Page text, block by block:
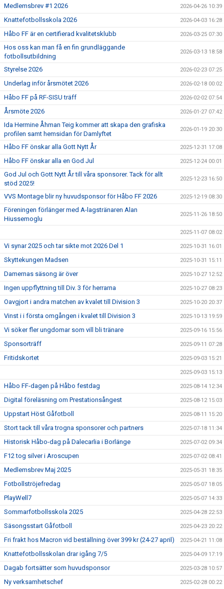
Medlemsbrev #1 2026 2026-04-26 10:39
Knattefotbollsskola 2026 2026-04-03 16:28
Håbo FF är en certifierad kvalitetsklubb 2026-03-25 07:30
Hos oss kan man få en fin grundläggande
fotbollsutbildning
2026-03-13 18:58
Styrelse 2026 2026-02-23 07:25
Underlag inför årsmötet 2026 2026-02-18 00:02
Håbo FF på RF-SISU träff 2026-02-02 07:54
Årsmöte 2026 2026-01-27 07:42
Ida Hermine Åhman Teig kommer att skapa den grafiska
profilen samt hemsidan för Damlyftet
2026-01-19 20:30
Håbo FF önskar alla Gott Nytt År 2025-12-31 17:08
Håbo FF önskar alla en God Jul 2025-12-24 00:01
God Jul och Gott Nytt År till våra sponsorer. Tack för allt
stöd 2025!
2025-12-23 16:50
VVS Montage blir ny huvudsponsor för Håbo FF 2026 2025-12-19 08:30
Föreningen förlänger med A-lagstränaren Alan
Hiussemoglu
2025-11-26 18:50
2025-11-07 08:02
Vi synar 2025 och tar sikte mot 2026 Del 1 2025-10-31 16:01
Skyttekungen Madsen 2025-10-31 15:11
Damernas säsong är över 2025-10-27 12:52
Ingen uppflyttning till Div. 3 för herrarna 2025-10-27 08:23
Oavgjort i andra matchen av kvalet till Division 3 2025-10-20 20:37
Vinst i i första omgången i kvalet till Division 3 2025-10-13 19:59
Vi söker fler ungdomar som vill bli tränare 2025-09-16 15:56
Sponsorträff 2025-09-11 07:28
Fritidskortet 2025-09-03 15:21
2025-09-03 15:13
Håbo FF-dagen på Håbo festdag 2025-08-14 12:34
Digital föreläsning om Prestationsångest 2025-08-12 15:03
Uppstart Höst Gåfotboll 2025-08-11 15:20
Stort tack till våra trogna sponsorer och partners 2025-07-18 11:34
Historisk Håbo-dag på Dalecarlia i Borlänge 2025-07-02 09:34
F12 tog silver i Aroscupen 2025-07-02 08:41
Medlemsbrev Maj 2025 2025-05-31 18:35
Fotbollströjefredag 2025-05-07 18:05
PlayWell7 2025-05-07 14:33
Sommarfotbollsskola 2025 2025-04-28 22:53
Säsongsstart Gåfotboll 2025-04-23 20:22
Fri frakt hos Macron vid beställning över 399 kr (24-27 april) 2025-04-21 11:08
Knattefotbollsskolan drar igång 7/5 2025-04-09 17:19
Dagab fortsätter som huvudsponsor 2025-03-28 10:57
Ny verksamhetschef 2025-02-28 00:22